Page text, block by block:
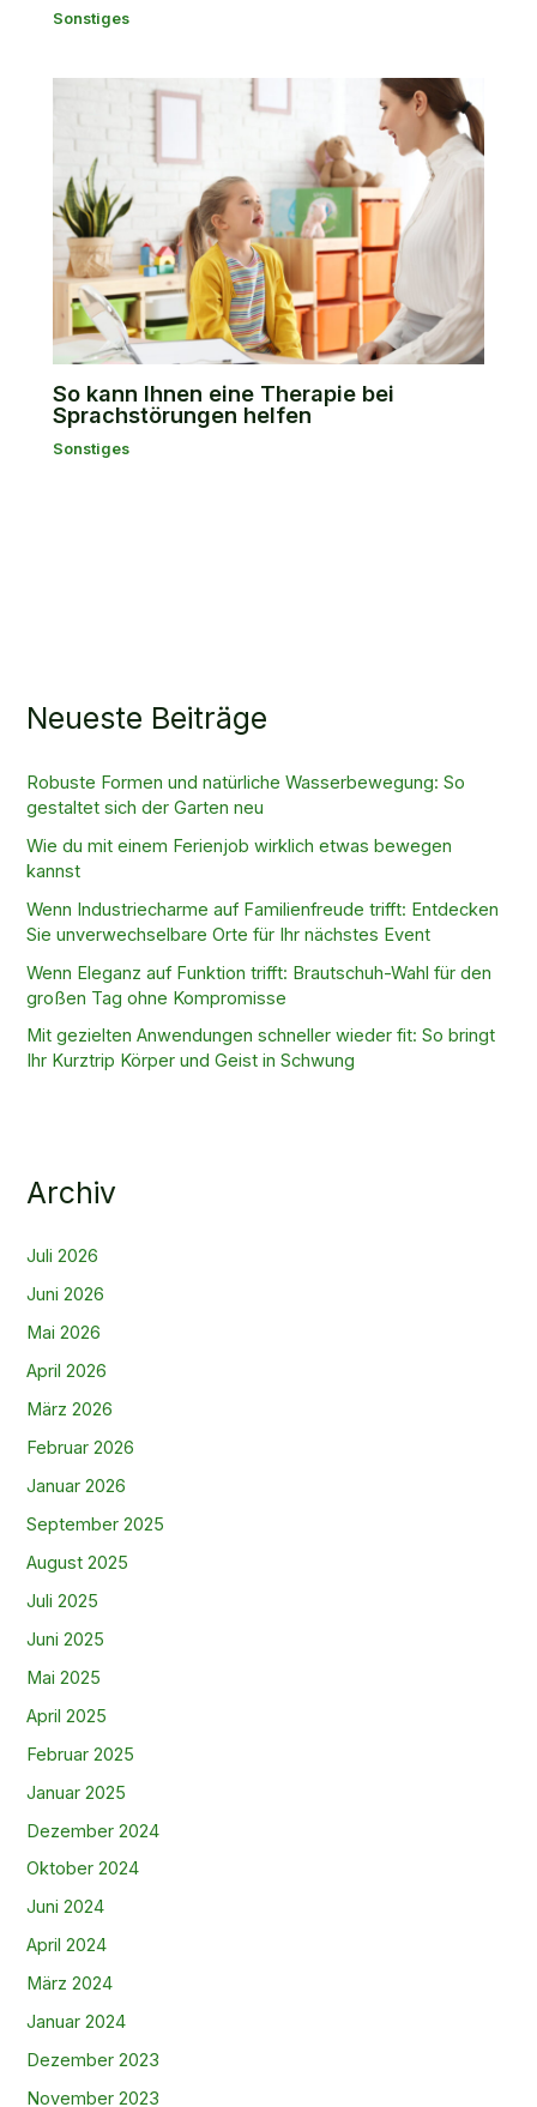
Sonstiges
So kann Ihnen eine Therapie bei
Sprachstörungen helfen
Sonstiges
Neueste Beiträge
Robuste Formen und natürliche Wasserbewegung: So
gestaltet sich der Garten neu
Wie du mit einem Ferienjob wirklich etwas bewegen
kannst
Wenn Industriecharme auf Familienfreude trifft: Entdecken
Sie unverwechselbare Orte für Ihr nächstes Event
Wenn Eleganz auf Funktion trifft: Brautschuh-Wahl für den
großen Tag ohne Kompromisse
Mit gezielten Anwendungen schneller wieder fit: So bringt
Ihr Kurztrip Körper und Geist in Schwung
Archiv
Juli 2026
Juni 2026
Mai 2026
April 2026
März 2026
Februar 2026
Januar 2026
September 2025
August 2025
Juli 2025
Juni 2025
Mai 2025
April 2025
Februar 2025
Januar 2025
Dezember 2024
Oktober 2024
Juni 2024
April 2024
März 2024
Januar 2024
Dezember 2023
November 2023